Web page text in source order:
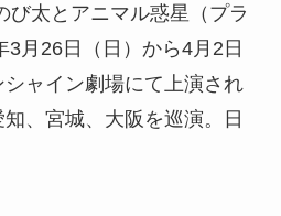
び太とアニマル惑星（プラ
3月26日（日）から4月2日
シャイン劇場にて上演され
、宮城、大阪を巡演。日